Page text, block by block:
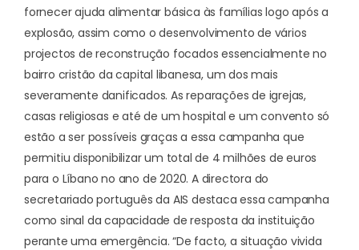
fornecer ajuda alimentar básica às famílias logo após a
explosão, assim como o desenvolvimento de vários
projectos de reconstrução focados essencialmente no
bairro cristão da capital libanesa, um dos mais
severamente danificados. As reparações de igrejas,
casas religiosas e até de um hospital e um convento só
estão a ser possíveis graças a essa campanha que
permitiu disponibilizar um total de 4 milhões de euros
para o Líbano no ano de 2020. A directora do
secretariado português da AIS destaca essa campanha
como sinal da capacidade de resposta da instituição
perante uma emergência. “De facto, a situação vivida